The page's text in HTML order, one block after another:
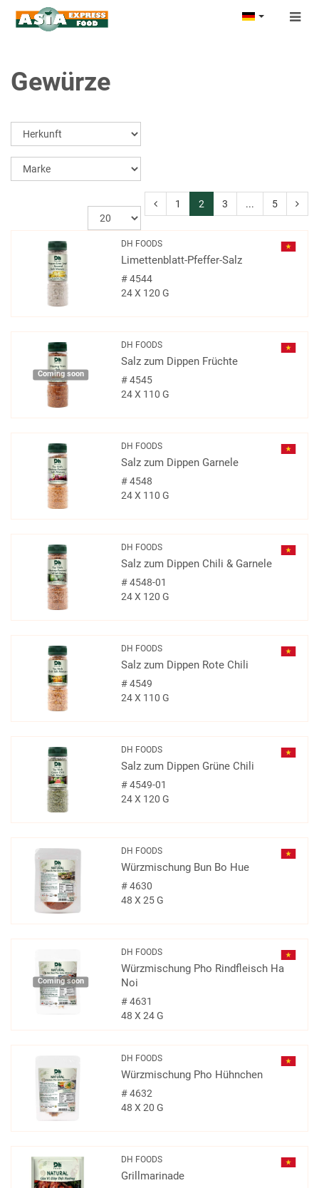
Gewürze
1 2 3 ... 5
DH FOODS
Limettenblatt-Pfeffer-Salz
#4544
24 X 120 G
Coming soon
DH FOODS
Salz zum Dippen Früchte
#4545
24 X 110 G
DH FOODS
Salz zum Dippen Garnele
#4548
24 X 110 G
DH FOODS
Salz zum Dippen Chili & Garnele
#4548-01
24 X 120 G
DH FOODS
Salz zum Dippen Rote Chili
#4549
24 X 110 G
DH FOODS
Salz zum Dippen Grüne Chili
#4549-01
24 X 120 G
DH FOODS
Würzmischung Bun Bo Hue
#4630
48 X 25 G
Coming soon
DH FOODS
Würzmischung Pho Rindfleisch Ha
Noi
#4631
48 X 24 G
DH FOODS
Würzmischung Pho Hühnchen
#4632
48 X 20 G
DH FOODS
Grillmarinade